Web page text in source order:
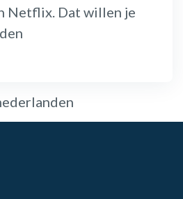
Netflix. Dat willen je